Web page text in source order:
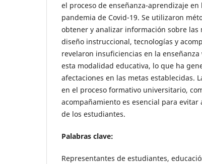
el proceso de enseñanza-aprendizaje
pandemia de Covid-19. Se utilizaron
obtener y analizar información sobre las
diseño instruccional, tecnologías y
revelaron insuficiencias en la
esta modalidad educativa, lo que ha
afectaciones en las metas establecidas.
en el proceso formativo universitario,
acompañamiento es esencial para
de los estudiantes.
Palabras clave:
Representantes de estudiantes,